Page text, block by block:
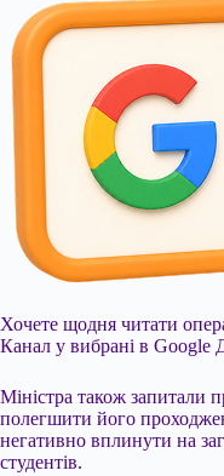
Хочете щодня читати
Канал у вибрані в Google
Міністра також запитали
полегшити його
негативно вплинути на
студентів.